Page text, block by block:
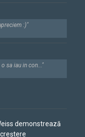
:)"
sa iau in con..."
demonstrează